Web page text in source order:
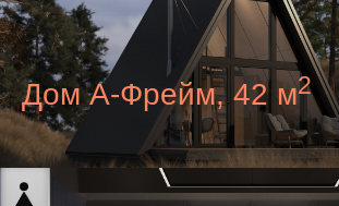
Дом А-Фрейм, 42 м2